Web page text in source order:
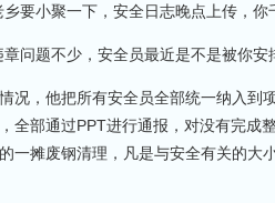
要小聚一下，安全日志晚点上传，
问题不少，安全员最近是不是被你
况，他把所有安全员全部统一纳入
全部通过PPT进行通报，对没有完
一摊废钢清理，凡是与安全有关的